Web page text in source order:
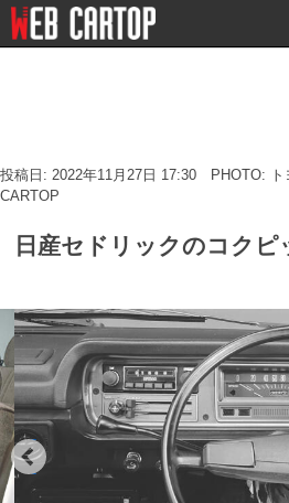
投稿日: 2022年11月27日 17:30
PHOTO:
CARTOP
日産セドリックのコクピ